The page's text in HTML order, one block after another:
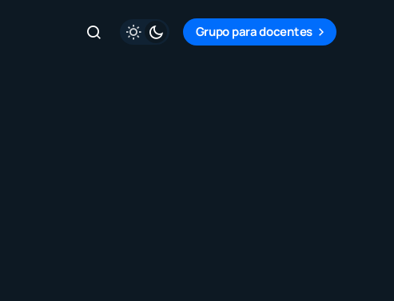
Grupo para docentes